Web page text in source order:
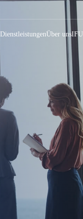
DienstleistungenÜber unsIFU